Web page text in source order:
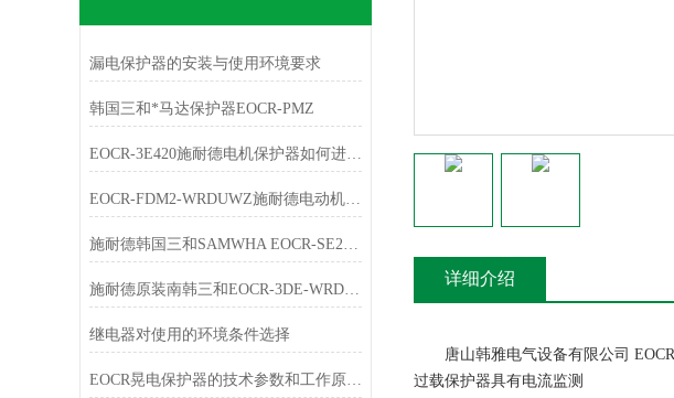
漏电保护器的安装与使用环境要求
韩国三和*马达保护器EOCR-PMZ
EOCR-3E420施耐德电机保护器如何进行选型
EOCR-FDM2-WRDUWZ施耐德电动机保护器功能及选型
施耐德韩国三和SAMWHA EOCR-SE2新旧产品替代表
施耐德原装南韩三和EOCR-3DE-WRDZ7电机保护器参数一览表
继电器对使用的环境条件选择
EOCR晃电保护器的技术参数和工作原理介绍
详细介绍
唐山韩雅电气设备有限公司
过载保护器具有电流监测